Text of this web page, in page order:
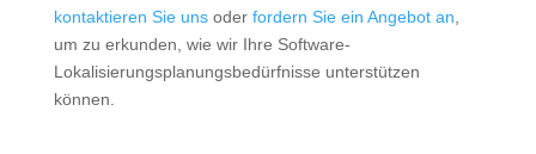
kontaktieren Sie unsoder fordern Sie ein Angebot an
um zu erkunden, wie wir Ihre Software-
Lokalisierungsplanungsbedürfnisse unterstützen
können.